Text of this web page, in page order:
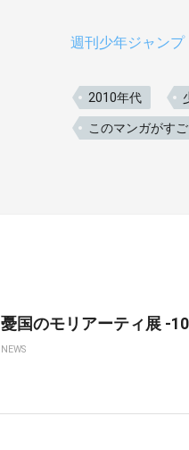
週刊少年ジャンプ
2010年代
このマンガがすご
憂国のモリアーティ展 -
NEWS